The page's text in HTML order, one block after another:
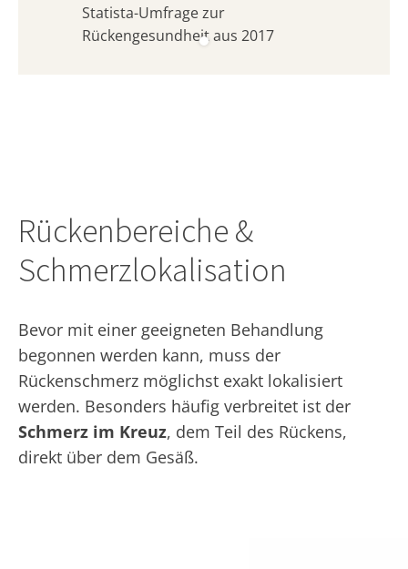
Statista-Umfrage zur
Rückengesundheit aus 2017
Rückenbereiche &
Schmerzlokalisation
Bevor mit einer geeigneten Behandlung
begonnen werden kann, muss der
Rückenschmerz möglichst exakt lokalisiert
werden. Besonders häufig verbreitet ist der
Schmerz im Kreuz, dem Teil des Rückens,
direkt über dem Gesäß.